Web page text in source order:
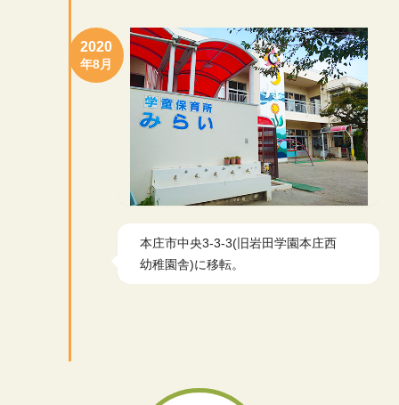
本庄市中央3-3-3(旧岩田学園本庄西
幼稚園舎)に移転。
2020
年8月